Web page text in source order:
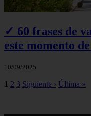
✓ 60 frases de
este momento
10/09/2025
1 2 3 Siguiente › Última »